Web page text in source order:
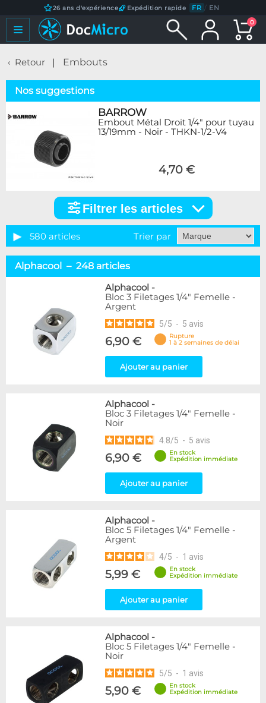
26 ans d'expérience Expédition rapide FR / EN
0
Retour Embouts
Nos suggestions
BARROW
Embout Métal Droit 1/4" pour tuyau
13/19mm - Noir - THKN-1/2-V4
4,70 €
articles
Catégorie
Embouts tuyaux souples
Embouts tubes rigides
110
18
Adaptateurs
338
Marque
Alphacool
52
55
10
142
KooLance
Monsoon
9
Nanoxia
PrimoChill
9
31
216
236
Plexi
2
Couleur
36
1
Violet
4
Couleur
Filtrer les articles
580 articles Trier par
Alphacool – 248 articles
Alphacool -
Bloc 3 Filetages 1/4" Femelle -
Argent
5/5 - 5 avis
6,90 €
Rupture
1 à 2 semaines de délai
Ajouter au panier
Alphacool -
Bloc 3 Filetages 1/4" Femelle -
Noir
4.8/5 - 5 avis
6,90 €
En stock
Expédition immédiate
Ajouter au panier
Alphacool -
Bloc 5 Filetages 1/4" Femelle -
Argent
4/5 - 1 avis
5,99 €
En stock
Expédition immédiate
Ajouter au panier
Alphacool -
Bloc 5 Filetages 1/4" Femelle -
Noir
5/5 - 1 avis
5,90 €
En stock
Expédition immédiate